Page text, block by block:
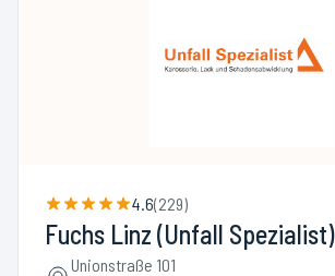
4.6(229)
Fuchs Linz (Unfall Spezialist)
Unionstraße 101